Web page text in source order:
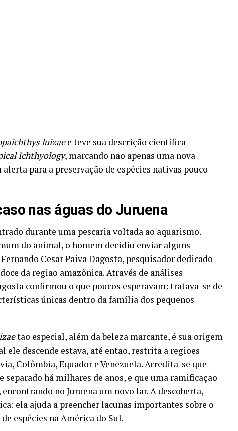
luizaee teve sua descrição científica
Ichthyology, marcando não apenas uma nova
para a preservação de espécies nativas pouco
nas águas do Juruena
durante uma pescaria voltada ao aquarismo.
do animal, o homem decidiu enviar alguns
Cesar Paiva Dagosta, pesquisador dedicado
da região amazônica. Através de análises
confirmou o que poucos esperavam: tratava-se de
únicas dentro da família dos pequenos
tão especial, além da beleza marcante, é sua origem
ele descende estava, até então, restrita a regiões
Colômbia, Equador e Venezuela. Acredita-se que
separado há milhares de anos, e que uma ramificação
no Juruena um novo lar. A descoberta,
ela ajuda a preencher lacunas importantes sobre o
espécies na América do Sul.